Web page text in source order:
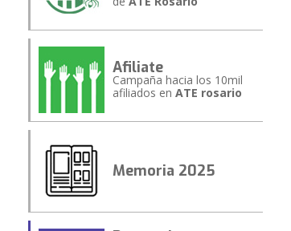
Afiliate
Campaña hacia los 10mil
afiliados en ATE rosario
Memoria 2025